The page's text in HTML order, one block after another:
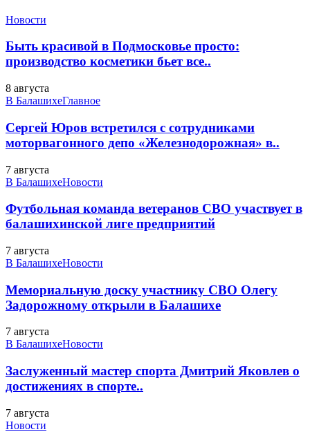
Новости
Быть красивой в Подмосковье просто:
производство косметики бьет все..
8 августа
В БалашихеГлавное
Сергей Юров встретился с сотрудниками
моторвагонного депо «Железнодорожная» в..
7 августа
В БалашихеНовости
Футбольная команда ветеранов СВО участвует в
балашихинской лиге предприятий
7 августа
В БалашихеНовости
Мемориальную доску участнику СВО Олегу
Задорожному открыли в Балашихе
7 августа
В БалашихеНовости
Заслуженный мастер спорта Дмитрий Яковлев о
достижениях в спорте..
7 августа
Новости